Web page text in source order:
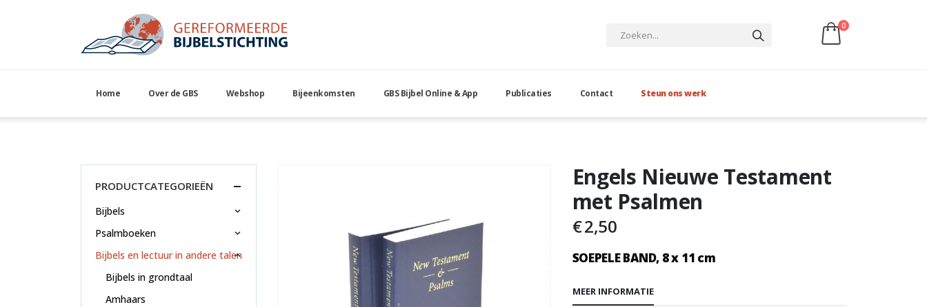
0
Home Over de GBS Webshop Bijeenkomsten GBS Bijbel Online & App Publicaties Contact Steun ons werk
Engels Nieuwe Testament
met Psalmen
€2,50
SOEPELE BAND, 8 x 11 cm
MEER INFORMATIE
PRODUCTCATEGORIEËN
Bijbels
Psalmboeken
Bijbels en lectuur in andere talen
Bijbels in grondtaal
Amhaars